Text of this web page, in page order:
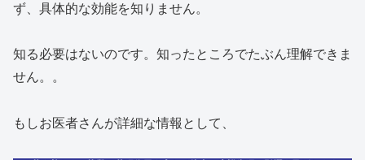
ず、具体的な効能を知りません。
知る必要はないのです。知ったところでたぶん理解できま
せん。。
もしお医者さんが詳細な情報として、